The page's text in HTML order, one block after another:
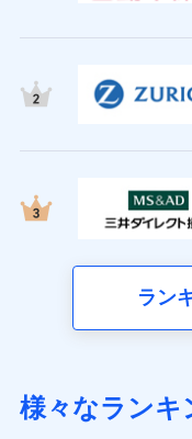
(https://
(https://
ins.com/)
三井ダイレクト損
（https://
ラン
様々なランキ